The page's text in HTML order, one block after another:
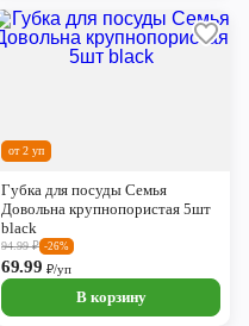
от 2 уп
Губка для посуды Семья
Довольна крупнопористая 5шт
black
94.99₽ -26%
69.99₽/уп
В корзину